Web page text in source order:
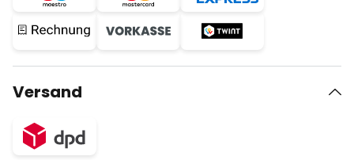
Versand